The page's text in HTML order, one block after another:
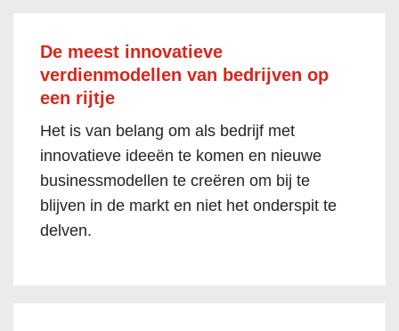
De meest innovatieve
verdienmodellen van bedrijven op
een rijtje
Het is van belang om als bedrijf met
innovatieve ideeën te komen en nieuwe
businessmodellen te creëren om bij te
blijven in de markt en niet het onderspit te
delven.